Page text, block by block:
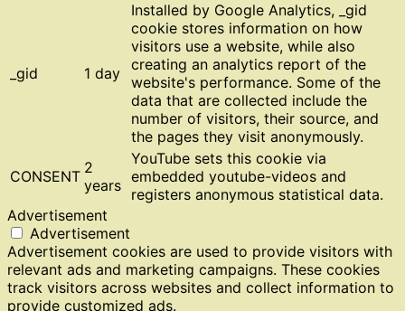
_gid 1 day
Installed by Google Analytics, _gid
cookie stores information on how
visitors use a website, while also
creating an analytics report of the
website's performance. Some of the
data that are collected include the
number of visitors, their source, and
the pages they visit anonymously.
CONSENT 2
years
YouTube sets this cookie via
embedded youtube-videos and
registers anonymous statistical data.
Advertisement
Advertisement
Advertisement cookies are used to provide visitors with
relevant ads and marketing campaigns. These cookies
track visitors across websites and collect information to
provide customized ads.